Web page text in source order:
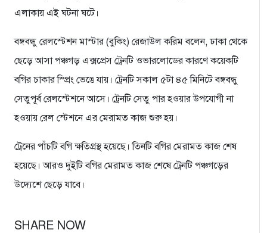
এলাকায় এই ঘটনা ঘ‌টে।
বঙ্গবন্ধু রেল‌স্টেশন মাস্টার (বু‌কিং) রেজাউল ক‌রিম ব‌লেন, ঢাকা থে‌কে
ছে‌ড়ে আসা পঞ্চগড় এক্স‌প্রেস ট্রেন‌টি ওভারলোডের কার‌ণে ক‌য়েক‌টি
বগির চাকার স্প্রিং ভে‌ঙে যায়। ট্রেন‌টি সকাল ৫টা ৪৫ মি‌নি‌টে বঙ্গবন্ধু
সেতুপূর্ব রেল‌স্টেশ‌নে আসে। ট্রেন‌টি সেতু পার হওয়ার উপ‌যোগী না
হওয়ায় রেল‌ স্টেশ‌নে এর মেরামত কাজ শুরু হয়।
ট্রেনের পাঁচ‌টি ব‌গি ক্ষ‌তিগ্রস্থ হ‌য়ে‌ছে। তিন‌টি ব‌গির মেরামত কাজ শেষ
হ‌য়ে‌ছে। আ‌রও দুইটি ব‌গির মেরামত কাজ শেষে ট্রেন‌টি পঞ্চগ‌ড়ের
উ‌দ্যেশে ছে‌ড়ে যা‌বে।
SHARE NOW